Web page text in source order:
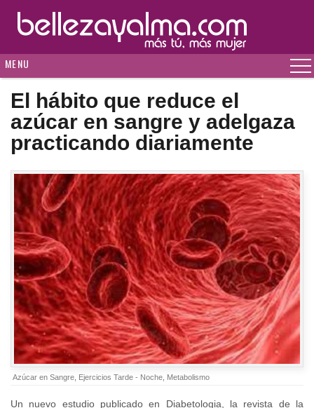
MENU
El hábito que reduce el
azúcar en sangre y adelgaza
practicando diariamente
Azúcar en Sangre Ejercicios Tarde - Noche Metabolismo
Un nuevo estudio publicado en Diabetologia, la revista de la